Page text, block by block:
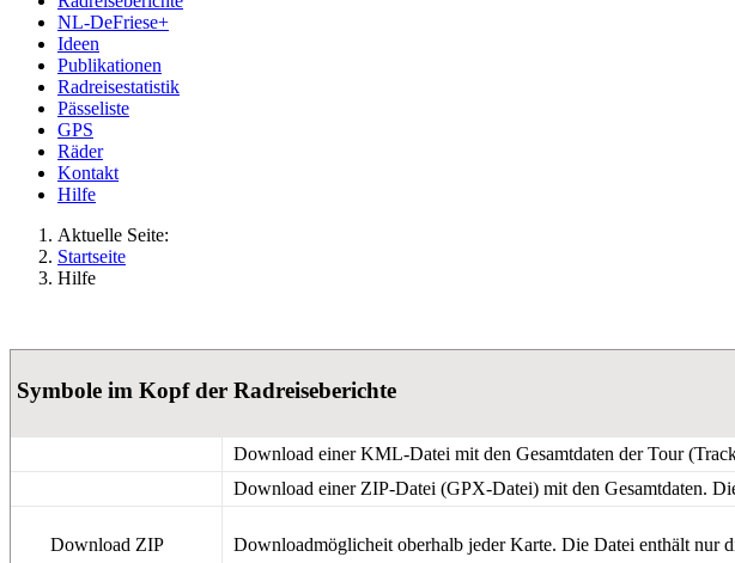
NL-DeFriese+
Ideen
Publikationen
Radreisestatistik
Pässeliste
GPS
Räder
Kontakt
Hilfe
Aktuelle Seite:
Startseite
Hilfe
Symbole im Kopf der Radreiseberichte
Download einer KML-Datei mit den Gesamtdaten der Tour
Download einer ZIP-Datei (GPX-Datei) mit den Gesamtdaten.
Download ZIP Downloadmöglicheit oberhalb jeder Karte. Die Datei enthält nur